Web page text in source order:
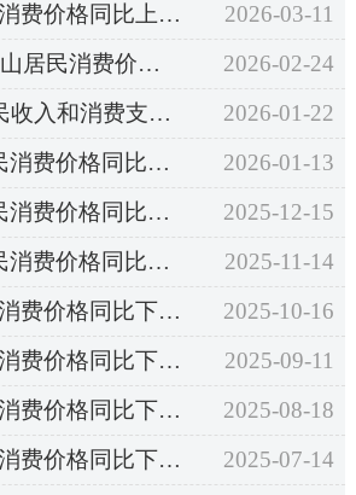
2月份舟山居民消费价格同比上涨1.5%
2026-03-11
2026年1月份舟山居民消费价格同比上涨0.2%
2026-02-24
2025年舟山居民收入和消费支出情况
2026-01-22
12月份舟山居民消费价格同比上涨1.0%
2026-01-13
11月份舟山居民消费价格同比上涨0.7%
2025-12-15
10月份舟山居民消费价格同比下降0.2%
2025-11-14
9月份舟山居民消费价格同比下降1.0%
2025-10-16
8月份舟山居民消费价格同比下降0.8%
2025-09-11
7月份舟山居民消费价格同比下降0.5%
2025-08-18
6月份舟山居民消费价格同比下降0.4%
2025-07-14